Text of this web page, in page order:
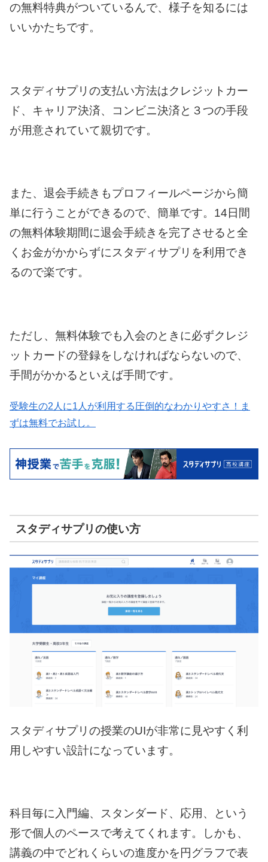
の無料特典がついているんで、様子を知るには
いいかたちです。
スタディサプリの支払い方法はクレジットカー
ド、キャリア決済、コンビニ決済と３つの手段
が用意されていて親切です。
また、退会手続きもプロフィールページから簡
単に行うことができるので、簡単です。14日間
の無料体験期間に退会手続きを完了させると全
くお金がかからずにスタディサプリを利用でき
るので楽です。
ただし、無料体験でも入会のときに必ずクレジ
ットカードの登録をしなければならないので、
手間がかかるといえば手間です。
受験生の2人に1人が利用する圧倒的なわかりやすさ！ま
ずは無料でお試し。
スタディサプリの使い方
スタディサプリの授業のUIが非常に見やすく利
用しやすい設計になっています。
科目毎に入門編、スタンダード、応用、という
形で個人のペースで考えてくれます。しかも、
講義の中でどれくらいの進度かを円グラフで表